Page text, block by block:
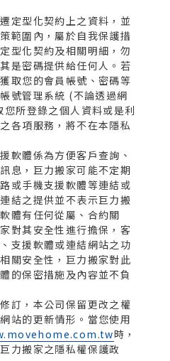
定型化契約上之資料，並
範圍內，屬於自我保護措
型化契約及相關明細，勿
是密碼提供給任何人。若
取您的會員帳號、密碼等
號管理系統 (不論透過網
所登錄之個人資料或是利
各項服務，將不在本隱私
軟體係為方便客戶查詢、
息，巨力搬家可能不定期
或手機支援軟體等連結或
結之提供並不表示巨力搬
體有任何從屬、合約關
對其安全性進行擔保，客
支援軟體或連結網站之功
關安全性，巨力搬家對此
的保密措施及內容並不負
訂，本公司保留更改之權
站的更新情形。當您使用
時，
力搬家之隱私權保護政